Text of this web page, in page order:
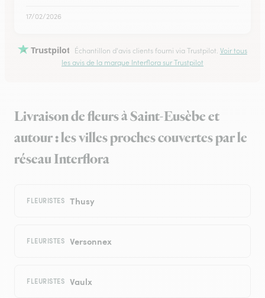
17/02/2026
Trustpilot Échantillon d'avis clients fourni via Trustpilot. Voir tous
les avis de la marque Interflora sur Trustpilot
Livraison de fleurs à Saint-Eusèbe et
autour : les villes proches couvertes par le
réseau Interflora
FLEURISTES Thusy
FLEURISTES Versonnex
FLEURISTES Vaulx